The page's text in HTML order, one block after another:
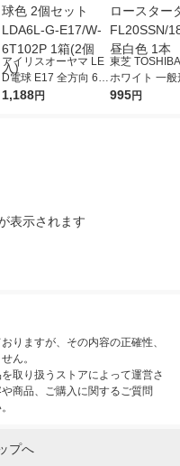
アイリスオーヤマ LE
D電球 E17 全方向 60
形相当 電球色 2個セ
1,188円
東芝
ホワイト 一般
蛍光灯 グロー
995円
表示されます
りますが、その内容の正確性、
ん。
取り扱うストアによって運営さ
商品、ご購入に関するご質問
プへ